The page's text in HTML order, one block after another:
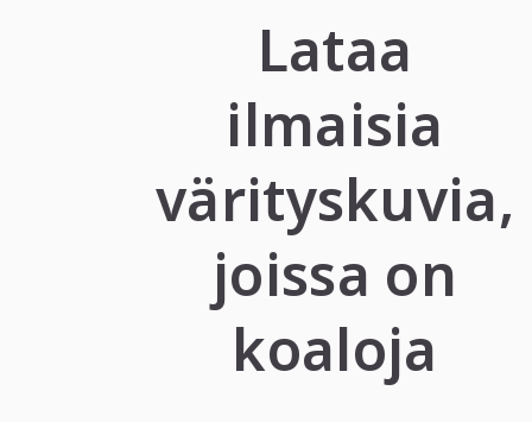
Lataa
ilmaisia
värityskuvia,
joissa on
koaloja